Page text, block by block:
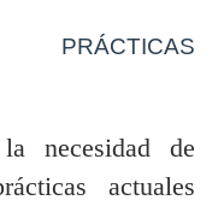
PRÁCTICAS
necesidad de
actuales